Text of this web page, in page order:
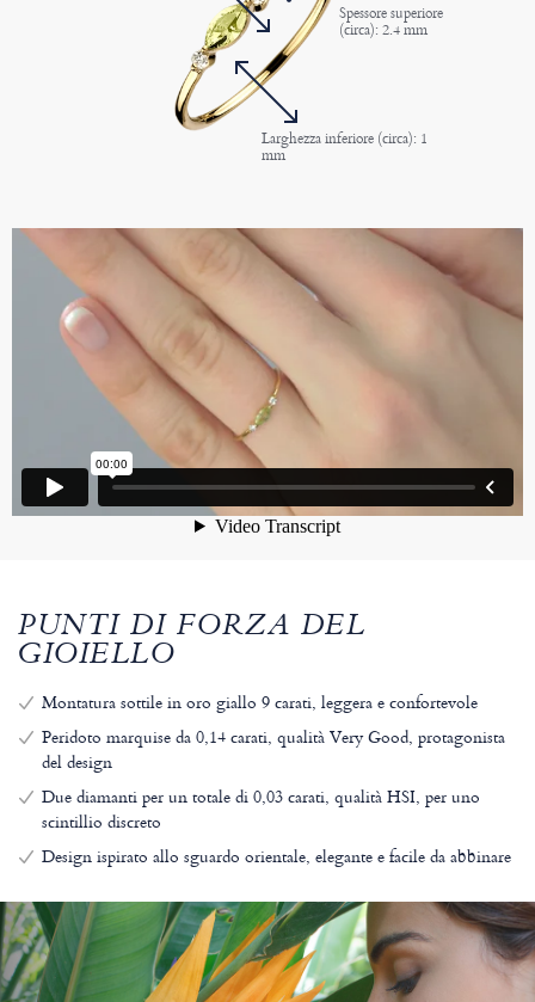
Spessore superiore
(circa): 2.4 mm
Larghezza inferiore (circa): 1
mm
PUNTI DI FORZA DEL
GIOIELLO
Montatura sottile in oro giallo 9 carati, leggera e confortevole
Peridoto marquise da 0,14 carati, qualità Very Good, protagonista
del design
Due diamanti per un totale di 0,03 carati, qualità HSI, per uno
scintillio discreto
Design ispirato allo sguardo orientale, elegante e facile da abbinare